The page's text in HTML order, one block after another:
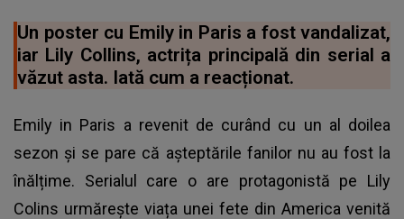
Un poster cu Emily in Paris a fost vandalizat,
iar Lily Collins, actrița principală din serial a
văzut asta. Iată cum a reacționat.
Emily in Paris a revenit de curând cu un al doilea
sezon și se pare că așteptările fanilor nu au fost la
înălțime. Serialul care o are protagonistă pe Lily
Colins urmărește viața unei fete din America venită